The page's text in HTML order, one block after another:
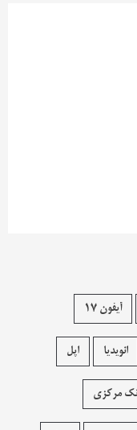
آیفون 17
انویدیا اپل
مرکزی